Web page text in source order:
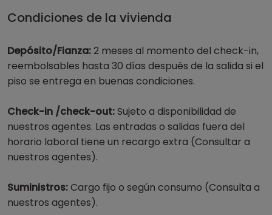
Condiciones de la vivienda
Depósito/Fianza:2 meses al momento del check-in,
reembolsables hasta 30 días después de la salida si el
piso se entrega en buenas condiciones.
Check-in /check-out:Sujeto a disponibilidad de
nuestros agentes. Las entradas o salidas fuera del
horario laboral tiene un recargo extra (Consultar a
nuestros agentes).
Suministros:Cargo fijo o según consumo (Consulta a
nuestros agentes).